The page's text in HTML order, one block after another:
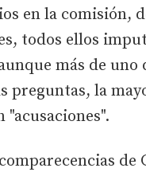
en la comisión,
todos ellos
más de
preguntas, la
"acusaciones".